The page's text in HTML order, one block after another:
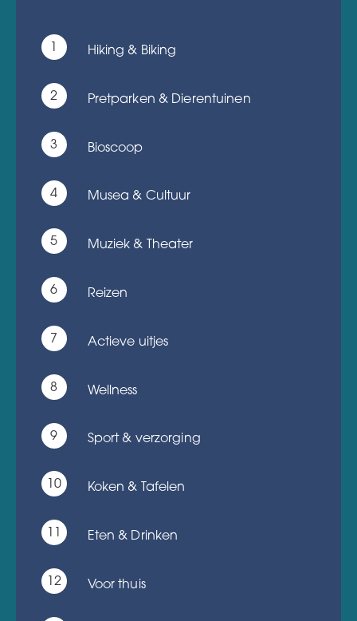
Hiking & Biking
Pretparken & Dierentuinen
Bioscoop
Musea & Cultuur
Muziek & Theater
Reizen
Actieve uitjes
Wellness
Sport & verzorging
Koken & Tafelen
Eten & Drinken
Voor thuis